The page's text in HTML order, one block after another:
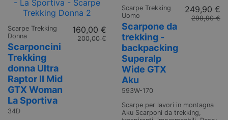
Scarpe Trekking
Donna
Scarponcini
Trekking
donna Ultra
Raptor II Mid
GTX Woman
La Sportiva
34D
160,00 €
200,00 €
Scarpe Trekking
Uomo
Scarpone da
trekking -
backpacking
Superalp
Wide GTX
Aku
593W-170
249,90 €
299,90 €
Scarpe per lavori in montagna
Aku Scarponi da trekking,